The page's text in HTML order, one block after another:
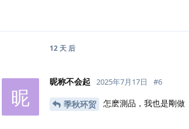
12 天 后
昵
昵称不会起 2025年7月17日 #6
季秋环贸 怎麽測品，我也是剛做